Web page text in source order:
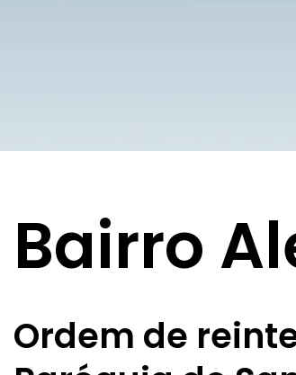
Bairro
Ordem de